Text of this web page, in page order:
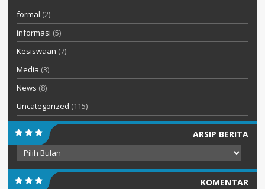
formal (2)
informasi (5)
Kesiswaan (7)
Media (3)
News (8)
Uncategorized (115)
ARSIP BERITA
Arsip
Berita
KOMENTAR